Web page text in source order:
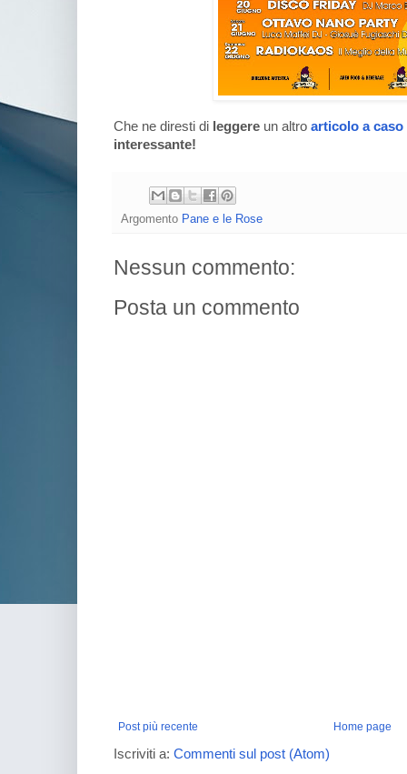
Che ne diresti di leggere un altro articolo a caso
interessante!
Argomento Pane e le Rose
Nessun commento:
Posta un commento
Post più recente Home page
Iscriviti a: Commenti sul post (Atom)